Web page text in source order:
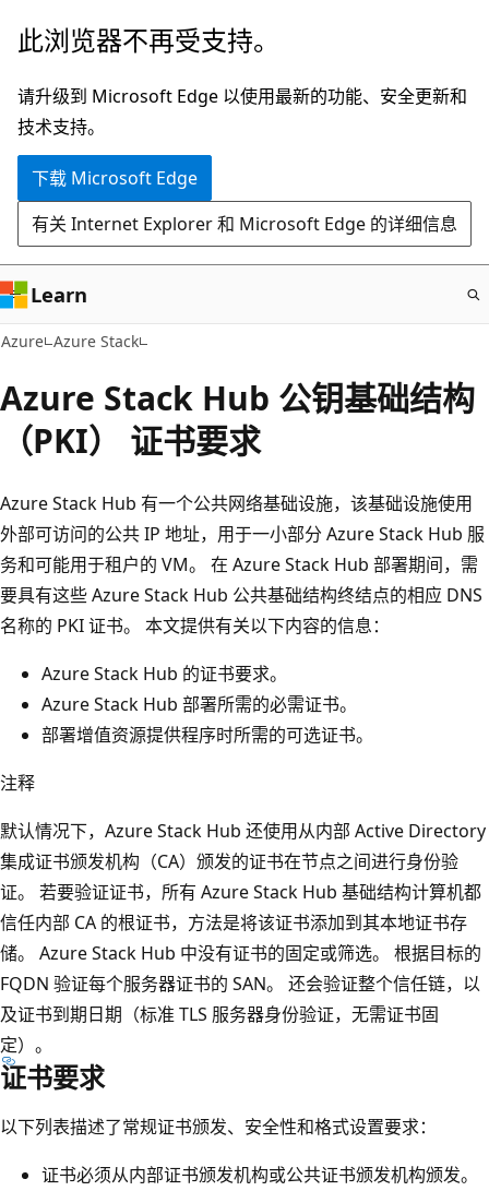
跳
主
要
内
此浏览器不再受支持。
请升级到 Microsoft Edge 以使用最新的功能、安全更新和
技术支持。
下载 Microsoft Edge
有关 Internet Explorer 和 Microsoft Edge 的详细信息
Learn
Azure Azure Stack
Azure Stack Hub 公钥基础结构
（PKI） 证书要求
Azure Stack Hub 有一个公共网络基础设施，该基础设施使用
外部可访问的公共 IP 地址，用于一小部分 Azure Stack Hub 服
务和可能用于租户的 VM。 在 Azure Stack Hub 部署期间，需
要具有这些 Azure Stack Hub 公共基础结构终结点的相应 DNS
名称的 PKI 证书。 本文提供有关以下内容的信息：
Azure Stack Hub 的证书要求。
Azure Stack Hub 部署所需的必需证书。
部署增值资源提供程序时所需的可选证书。
注释
默认情况下，Azure Stack Hub 还使用从内部 Active Directory
集成证书颁发机构（CA）颁发的证书在节点之间进行身份验
证。 若要验证证书，所有 Azure Stack Hub 基础结构计算机都
信任内部 CA 的根证书，方法是将该证书添加到其本地证书存
储。 Azure Stack Hub 中没有证书的固定或筛选。 根据目标的
FQDN 验证每个服务器证书的 SAN。 还会验证整个信任链，以
及证书到期日期（标准 TLS 服务器身份验证，无需证书固
定）。
证书要求
以下列表描述了常规证书颁发、安全性和格式设置要求：
证书必须从内部证书颁发机构或公共证书颁发机构颁发。